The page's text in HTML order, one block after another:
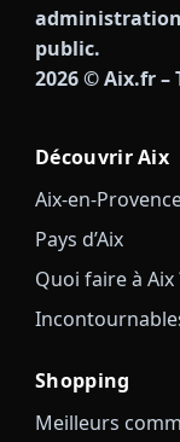
public.
2026© Aix.fr –
Découvrir Aix
Aix-en-
Pays d’Aix
Quoi faire à Aix
Shopping
Meilleurs